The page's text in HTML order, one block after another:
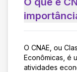
O CNAE, ou
Econômicas, é
atividades